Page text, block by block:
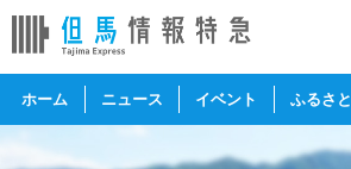
ホーム ニュース イベント ふるさと